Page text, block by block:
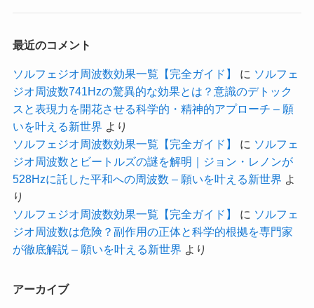
最近のコメント
ソルフェジオ周波数効果一覧【完全ガイド】 に ソルフェ
ジオ周波数741Hzの驚異的な効果とは？意識のデトック
スと表現力を開花させる科学的・精神的アプローチ – 願
いを叶える新世界 より
ソルフェジオ周波数効果一覧【完全ガイド】
に ソルフェ
ジオ周波数とビートルズの謎を解明｜ジョン・レノンが
528Hzに託した平和への周波数 – 願いを叶える新世界 よ
り
ソルフェジオ周波数効果一覧【完全ガイド】
に ソルフェ
ジオ周波数は危険？副作用の正体と科学的根拠を専門家
が徹底解説 – 願いを叶える新世界 より
アーカイブ